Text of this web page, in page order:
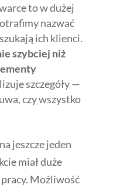
to w dużej
nazwać
ich klienci.
szybciej niż
szczegóły —
czy wszystko
jeszcze jeden
miał duże
Możliwość